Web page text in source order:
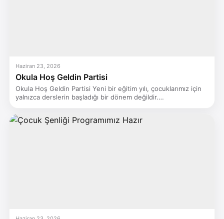
Haziran 23, 2026
Okula Hoş Geldin Partisi
Okula Hoş Geldin Partisi Yeni bir eğitim yılı, çocuklarımız için
yalnızca derslerin başladığı bir dönem değildir.…